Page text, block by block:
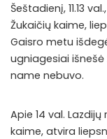
Šeštadienį, 11.13
Žukaičių kaime,
Gaisro metu
ugniagesiai
name nebuvo.
Apie 14 val.
kaime, atvira